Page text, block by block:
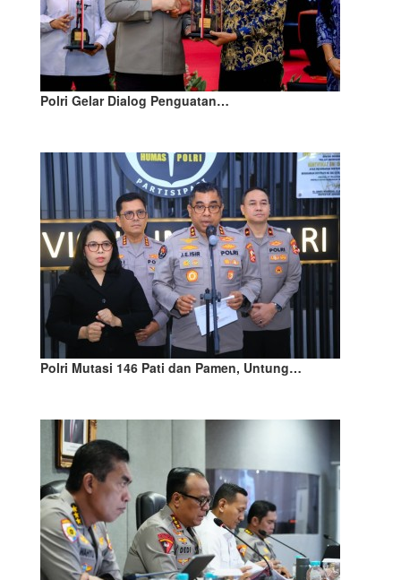
Polri Gelar Dialog Penguatan…
Polri Mutasi 146 Pati dan Pamen, Untung…